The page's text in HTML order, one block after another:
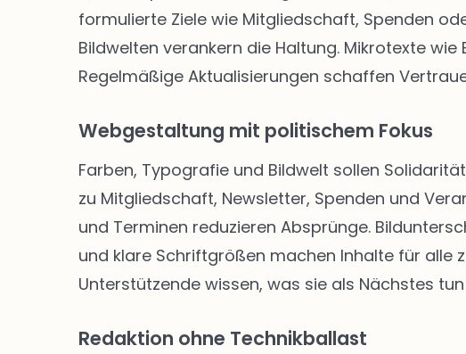
formulierte Ziele wie Mitgliedschaft, Spenden
Bildwelten verankern die Haltung. Mikrotexte
Regelmäßige Aktualisierungen schaffen
Webgestaltung mit politischem Fokus
Farben, Typografie und Bildwelt sollen
zu Mitgliedschaft, Newsletter, Spenden und
und Terminen reduzieren Absprünge.
und klare Schriftgrößen machen Inhalte für
Unterstützende wissen, was sie als Nächstes
Redaktion ohne Technikballast